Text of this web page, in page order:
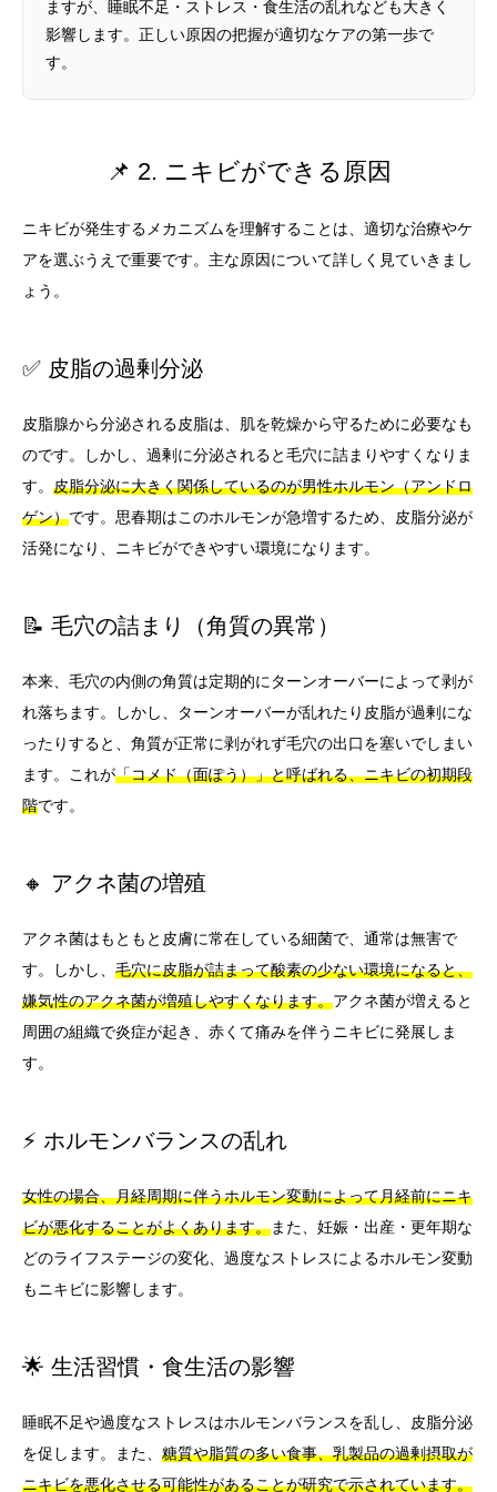
ますが、睡眠不足・ストレス・食生活の乱れなども大きく
影響します。正しい原因の把握が適切なケアの第一歩で
す。
📌 2. ニキビができる原因
ニキビが発生するメカニズムを理解することは、適切な治療やケ
アを選ぶうえで重要です。主な原因について詳しく見ていきまし
ょう。
✅ 皮脂の過剰分泌
皮脂腺から分泌される皮脂は、肌を乾燥から守るために必要なも
のです。しかし、過剰に分泌されると毛穴に詰まりやすくなりま
す。 皮脂分泌に大きく関係しているのが男性ホルモン（アンドロ
ゲン）です。思春期はこのホルモンが急増するため、皮脂分泌が
活発になり、ニキビができやすい環境になります。
📝 毛穴の詰まり（角質の異常）
本来、毛穴の内側の角質は定期的にターンオーバーによって剥が
れ落ちます。しかし、ターンオーバーが乱れたり皮脂が過剰にな
ったりすると、角質が正常に剥がれず毛穴の出口を塞いでしまい
ます。これが「コメド（面ぽう）」と呼ばれる、ニキビの初期段
階です。
🔸 アクネ菌の増殖
アクネ菌はもともと皮膚に常在している細菌で、通常は無害で
す。しかし、 毛穴に皮脂が詰まって酸素の少ない環境になると、
嫌気性のアクネ菌が増殖しやすくなります。アクネ菌が増えると
周囲の組織で炎症が起き、赤くて痛みを伴うニキビに発展しま
す。
⚡ ホルモンバランスの乱れ
女性の場合、月経周期に伴うホルモン変動によって月経前にニキ
ビが悪化することがよくあります。また、妊娠・出産・更年期な
どのライフステージの変化、過度なストレスによるホルモン変動
もニキビに影響します。
🌟 生活習慣・食生活の影響
睡眠不足や過度なストレスはホルモンバランスを乱し、皮脂分泌
を促します。また、 糖質や脂質の多い食事、乳製品の過剰摂取が
ニキビを悪化させる可能性があることが研究で示されています。